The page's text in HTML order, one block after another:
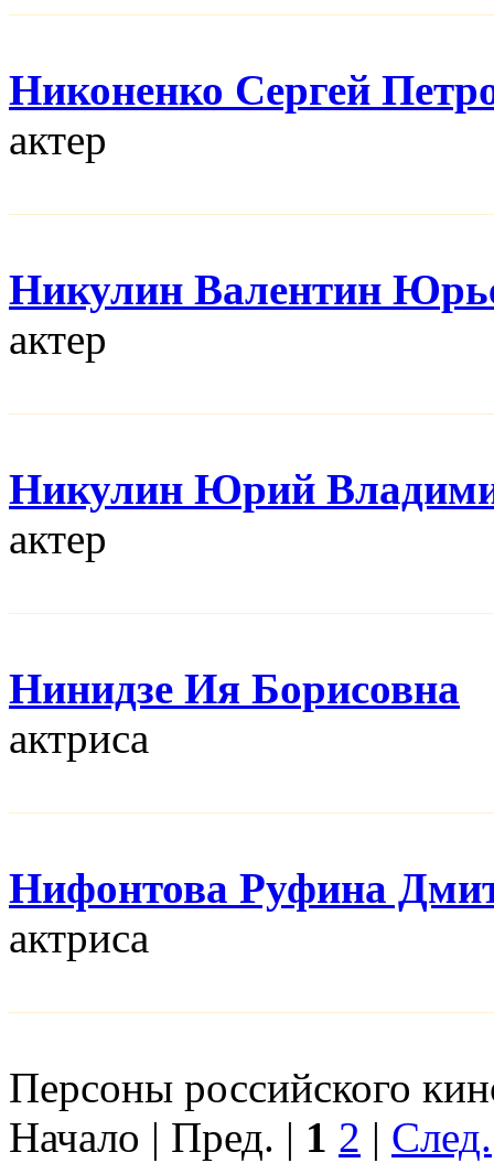
Никоненко Сергей
актер
Никулин Валентин
актер
Никулин Юрий
актер
Нинидзе Ия Борисовна
актриса
Нифонтова Руфина
актриса
Персоны российского
Начало | Пред. | 1 2 | След.